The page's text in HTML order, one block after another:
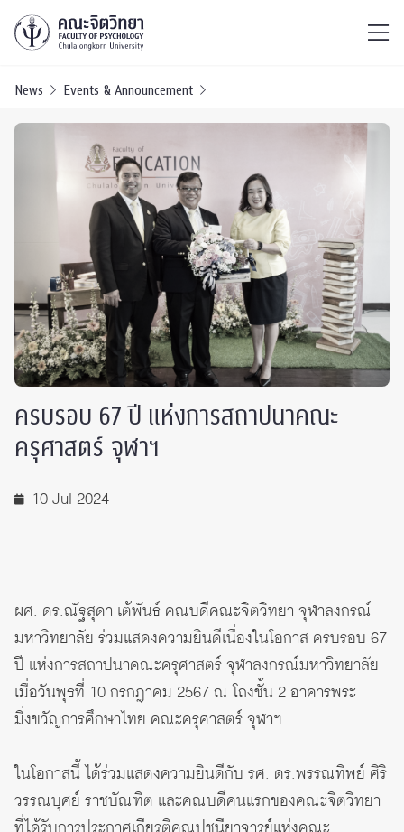
News Events & Announcement
ครบรอบ 67 ปี แห่งการสถาปนาคณะ
ครุศาสตร์ จุฬาฯ
10 Jul 2024
ผศ. ดร.ณัฐสุดา เต้พันธ์ คณบดีคณะจิตวิทยา จุฬาลงกรณ์
มหาวิทยาลัย ร่วมแสดงความยินดีเนื่องในโอกาส ครบรอบ 67
ปี แห่งการสถาปนาคณะครุศาสตร์ จุฬาลงกรณ์มหาวิทยาลัย
เมื่อวันพุธที่ 10 กรกฎาคม 2567 ณ โถงชั้น 2 อาคารพระ
มิ่งขวัญการศึกษาไทย คณะครุศาสตร์ จุฬาฯ
ในโอกาสนี้ ได้ร่วมแสดงความยินดีกับ รศ. ดร.พรรณทิพย์ ศิริ
วรรณบุศย์ ราชบัณฑิต และคณบดีคนแรกของคณะจิตวิทยา